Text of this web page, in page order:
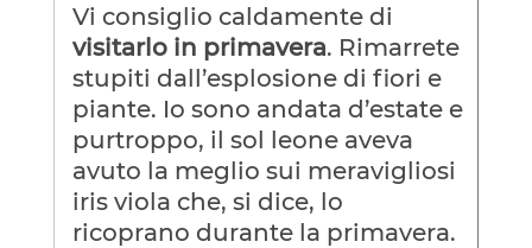
Vi consiglio caldamente di
visitarlo in primavera. Rimarrete
stupiti dall’esplosione di fiori e
piante. Io sono andata d’estate e
purtroppo, il sol leone aveva
avuto la meglio sui meravigliosi
iris viola che, si dice, lo
ricoprano durante la primavera.